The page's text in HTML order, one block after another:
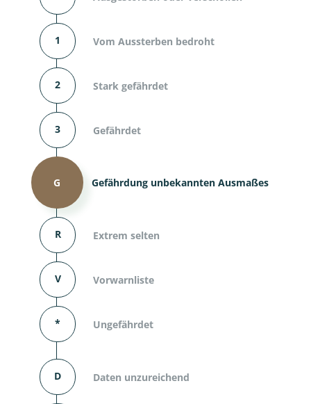
1 Vom Aussterben bedroht
2 Stark gefährdet
3 Gefährdet
G Gefährdung unbekannten Ausmaßes
R Extrem selten
V Vorwarnliste
* Ungefährdet
D Daten unzureichend